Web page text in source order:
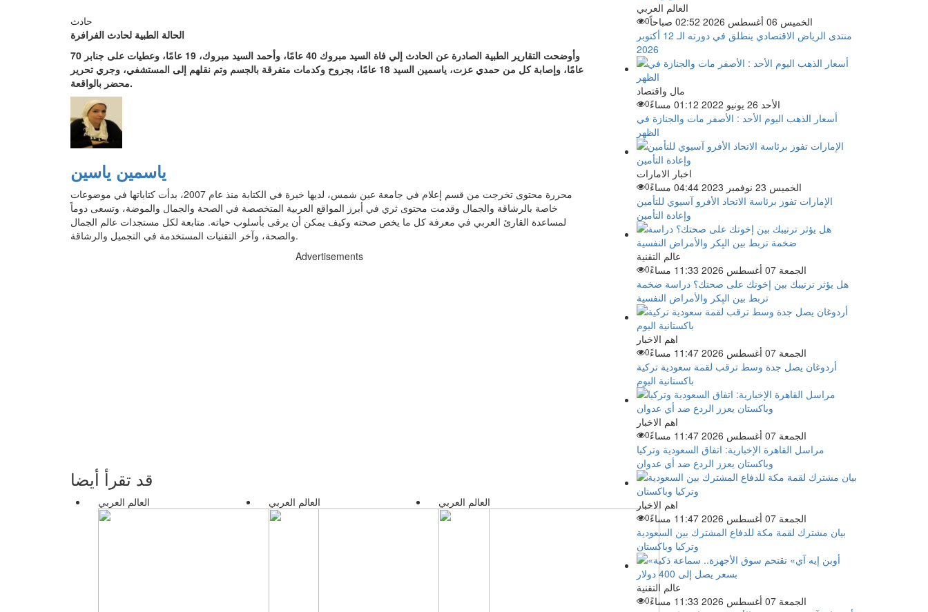
حادث
الحالة الطبية لحادث الفرافرة
وأوضحت التقارير الطبية الصادرة عن الحادث إلي فاة السيد مبروك 40 عامًا، وأحمد السيد مبروك، 19 عامًا، وعطيات على جنابر 70
عامًا، وإصابة كل من حمدي عزت، ياسمين السيد 18 عامًا، بجروح وكدمات متفرقة بالجسم وتم نقلهم إلى المستشفي، وجري تحرير
محضر بالواقعة.
ياسمين ياسين
محررة محتوى تخرجت من قسم إعلام في جامعة عين شمس، لديها خبرة في الكتابة منذ عام 2007، بدأت كتاباتها في موضوعات
خاصة بالرشاقة والجمال وقدمت محتوى ثري في أبرز المواقع العربية المتخصصة في الصحة والجمال والموضة، وتسعى دوماً
لمساعدة القارئ العربي في معرفة كل ما يخص صحته وكيف يمكن أن يرقى بأسلوب حياته. متابعة لكل مستجدات عالم الجمال
والصحة، وآخر التقنيات المستخدمة في التجميل والرشاقة.
Advertisements
قد تقرأ أيضا
العالم العربي العالم العربي العالم العربي
العالم العربي
الخميس 06 أغسطس 2026 02:52 صباحاً
0
منتدى الرياض الاقتصادي ينطلق في دورته الـ 12 أكتوبر
2026
مال واقتصاد
الأحد 26 يونيو 2022 01:12 مساءً
0
أسعار الذهب اليوم الأحد : الأصفر مات والجنازة في
الظهر
اخبار الامارات
الخميس 23 نوفمبر 2023 04:44 مساءً
0
الإمارات تفوز برئاسة الاتحاد الأفرو آسيوي للتأمين
وإعادة التأمين
عالم التقنية
الجمعة 07 أغسطس 2026 11:33 مساءً
0
هل يؤثر ترتيبك بين إخوتك على صحتك؟ دراسة ضخمة
تربط بين البِكر والأمراض النفسية
اهم الاخبار
الجمعة 07 أغسطس 2026 11:47 مساءً
0
أردوغان يصل جدة وسط ترقب لقمة سعودية تركية
باكستانية اليوم
اهم الاخبار
الجمعة 07 أغسطس 2026 11:47 مساءً
0
مراسل القاهرة الإخبارية: اتفاق السعودية وتركيا
وباكستان يعزز الردع ضد أي عدوان
اهم الاخبار
الجمعة 07 أغسطس 2026 11:47 مساءً
0
بيان مشترك لقمة مكة للدفاع المشترك بين السعودية
وتركيا وباكستان
عالم التقنية
الجمعة 07 أغسطس 2026 11:33 مساءً
0